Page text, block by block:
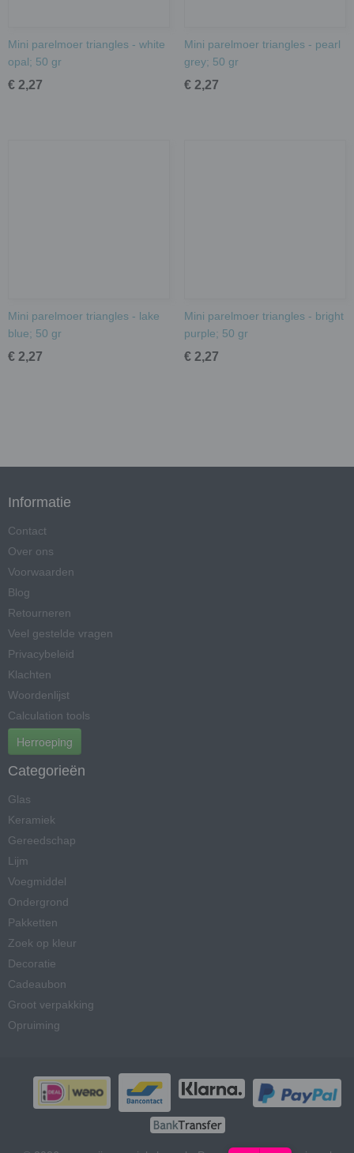
Mini parelmoer triangles - white
opal; 50 gr
€ 2,27
Mini parelmoer triangles - pearl
grey; 50 gr
€ 2,27
Mini parelmoer triangles - lake
blue; 50 gr
€ 2,27
Mini parelmoer triangles - bright
purple; 50 gr
€ 2,27
Informatie
Contact
Over ons
Voorwaarden
Blog
Retourneren
Veel gestelde vragen
Privacybeleid
Klachten
Woordenlijst
Calculation tools
Herroeping
Categorieën
Glas
Keramiek
Gereedschap
Lijm
Voegmiddel
Ondergrond
Pakketten
Zoek op kleur
Decoratie
Cadeaubon
Groot verpakking
Opruiming